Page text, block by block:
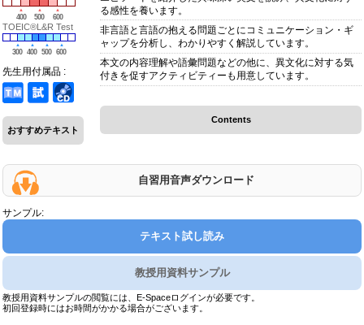
400 500 600
TOEIC®L&R Test
300 400 500 600
先生用付属品 :
おすすめテキスト
る感性を養います。
非言語と言語の抱える問題ごとにコミュニケーション・ギ
ャップを分析し、わかりやすく解説しています。
本文の内容理解や語彙問題などの他に、異文化に対する気
付きを促すアクティビティーも用意しています。
Contents
自習用音声ダウンロード
サンプル:
テキスト試し読み
教授用資料サンプル
教授用資料サンプルの閲覧には、E-Spaceログインが必要です。
初回登録時にはお時間がかかる場合がございます。